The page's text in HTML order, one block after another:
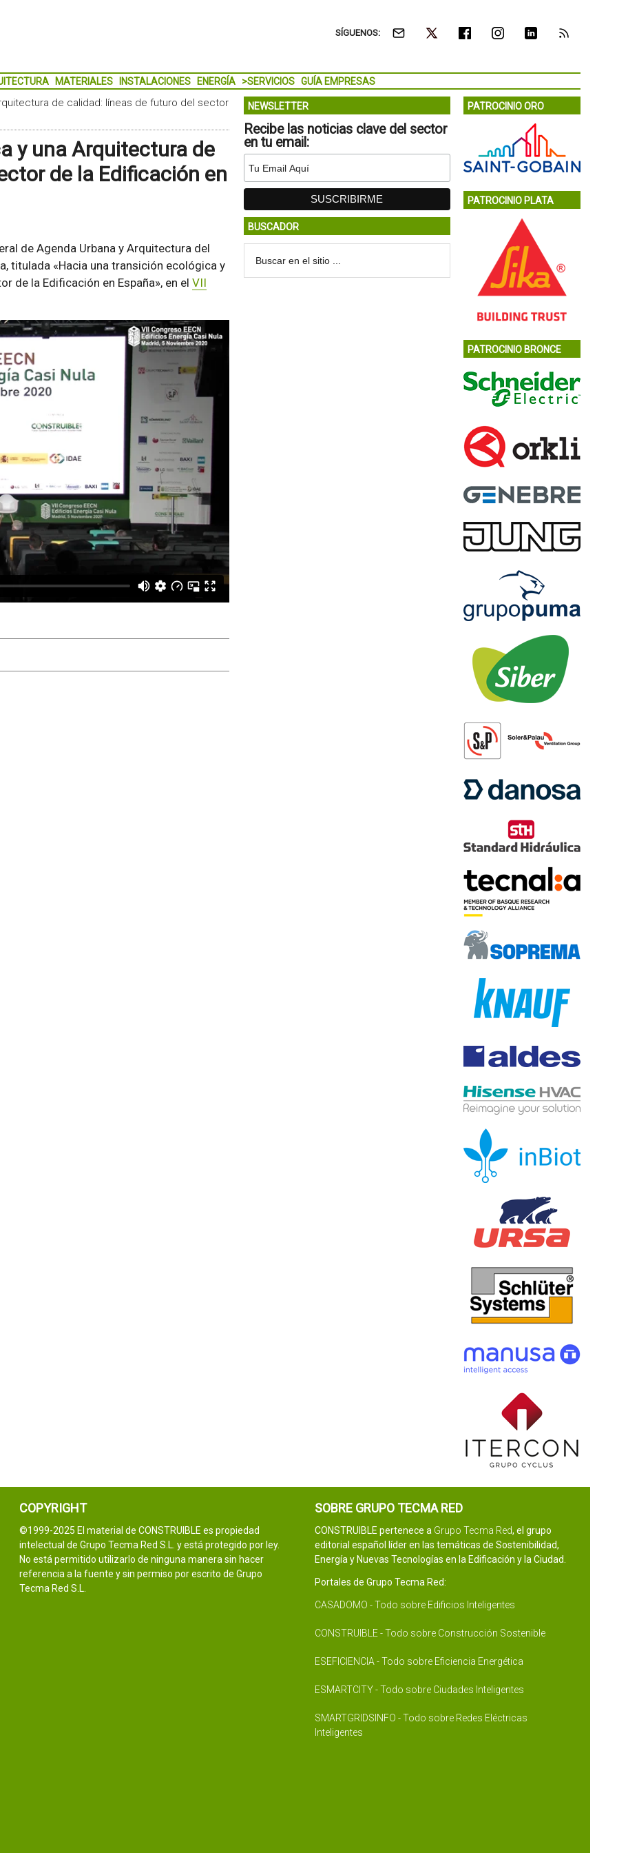
SÍGUENOS:
MATERIALES INSTALACIONES ENERGÍA >SERVICIOS GUÍA EMPRESAS
de calidad: líneas de futuro del sector
y una Arquitectura de
de la Edificación en
de Agenda Urbana y Arquitectura del
titulada «Hacia una transición ecológica y
de la Edificación en España», en el VII
NEWSLETTER
Recibe las noticias clave del sector
en tu email:
BUSCADOR
PATROCINIO ORO
PATROCINIO PLATA
PATROCINIO BRONCE
COPYRIGHT
©1999-2025 El material de CONSTRUIBLE es propiedad
intelectual de Grupo Tecma Red S.L. y está protegido por ley.
No está permitido utilizarlo de ninguna manera sin hacer
referencia a la fuente y sin permiso por escrito de Grupo
Tecma Red S.L.
SOBRE GRUPO TECMA RED
CONSTRUIBLE pertenece a Grupo Tecma Red, el grupo
editorial español líder en las temáticas de Sostenibilidad,
Energía y Nuevas Tecnologías en la Edificación y la Ciudad.
Portales de Grupo Tecma Red:
CASADOMO - Todo sobre Edificios Inteligentes
CONSTRUIBLE - Todo sobre Construcción Sostenible
ESEFICIENCIA - Todo sobre Eficiencia Energética
ESMARTCITY - Todo sobre Ciudades Inteligentes
SMARTGRIDSINFO - Todo sobre Redes Eléctricas
Inteligentes